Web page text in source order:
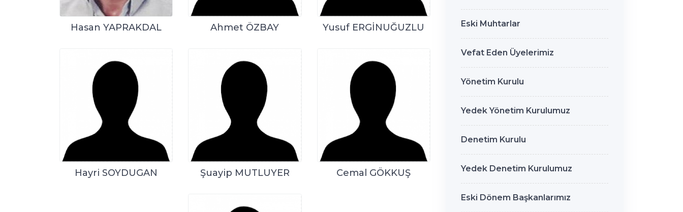
Hasan YAPRAKDAL Ahmet ÖZBAY Yusuf ERGİNUĞUZLU
Hayri SOYDUGAN Şuayip MUTLUYER Cemal GÖKKUŞ
Eski Muhtarlar
Vefat Eden Üyelerimiz
Yönetim Kurulu
Yedek Yönetim Kurulumuz
Denetim Kurulu
Yedek Denetim Kurulumuz
Eski Dönem Başkanlarımız